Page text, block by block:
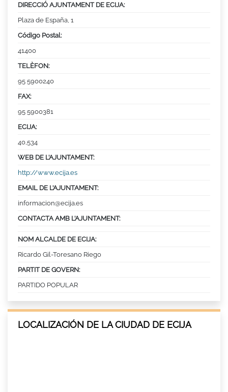
DIRECCIÓ AJUNTAMENT DE ECIJA:
Plaza de España, 1
Código Postal:
41400
TELÈFON:
95 5900240
FAX:
95 5900381
ECIJA:
40,534
WEB DE L’AJUNTAMENT:
http://www.ecija.es
EMAIL DE L’AJUNTAMENT:
informacion@ecija.es
CONTACTA AMB L’AJUNTAMENT:
NOM ALCALDE DE ECIJA:
Ricardo Gil-Toresano Riego
PARTIT DE GOVERN:
PARTIDO POPULAR
LOCALIZACIÓN DE LA CIUDAD DE ECIJA